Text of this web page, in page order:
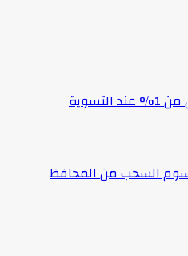
السحب من المحافظ